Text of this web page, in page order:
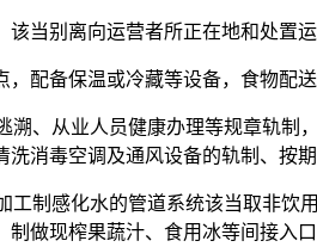
别离向运营者所正在地和处置运
备保温或冷藏等设备，食物配送
从业人员健康办理等规章轨制
洗消毒空调及通风设备的轨制、按
感化水的管道系统该当取非饮
做现榨果蔬汁、食用冰等间接入